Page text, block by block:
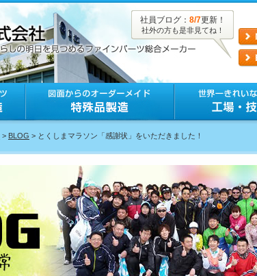
社員ブログ： 8/7更新！
社外の方も是非見てね！
> BLOG > とくしまマラソン「感謝状」をいただきました！